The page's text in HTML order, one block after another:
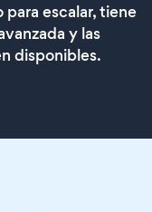
escalar, tiene
y las
disponibles.